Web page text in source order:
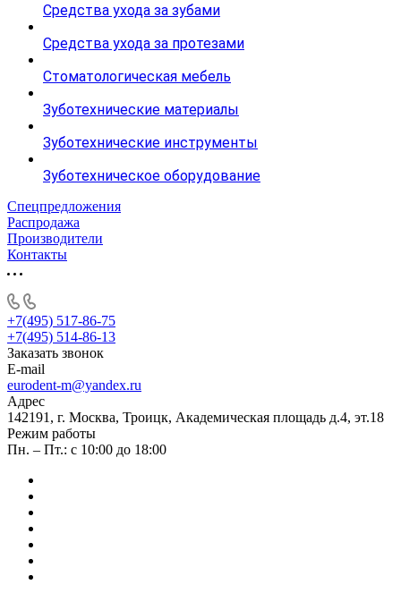
Средства ухода за зубами
Средства ухода за протезами
Стоматологическая мебель
Зуботехнические материалы
Зуботехнические инструменты
Зуботехническое оборудование
Спецпредложения
Распродажа
Производители
Контакты
+7(495) 517-86-75
+7(495) 514-86-13
Заказать звонок
E-mail
eurodent-m@yandex.ru
Адрес
142191, г. Москва, Троицк, Академическая площадь д.4, эт.18
Режим работы
Пн. – Пт.: с 10:00 до 18:00